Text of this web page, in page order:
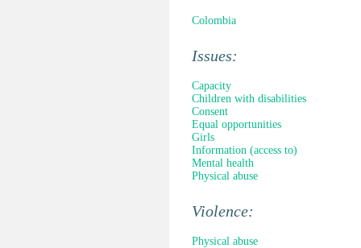
Colombia
Issues:
Capacity
Children with disabilities
Consent
Equal opportunities
Girls
Information (access to)
Mental health
Physical abuse
Violence:
Physical abuse